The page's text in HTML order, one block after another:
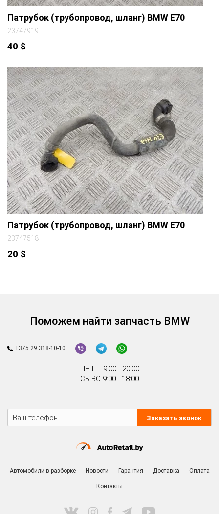
Патрубок (трубопровод, шланг) BMW E70
23747919
40 $
Патрубок (трубопровод, шланг) BMW E70
23747518
20 $
Поможем найти запчасть BMW
+375 29 318-10-10
ПН-ПТ 9:00 - 20:00
СБ-ВС 9:00 - 18:00
Заказать звонок
Автомобили в разборке Новости Гарантия Доставка Оплата
Контакты